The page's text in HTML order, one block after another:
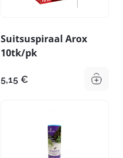
Suitsuspiraal Arox
10tk/pk
5,15 €